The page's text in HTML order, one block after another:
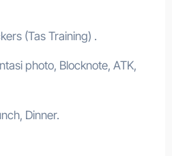
(Tas Training) .
photo, Blocknote, ATK,
Dinner.